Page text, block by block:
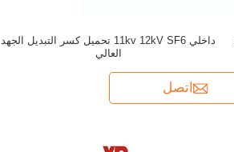
داخلي 11kv 12kV SF6 تحميل كسر التبديل الجهد
العالي
اتصل